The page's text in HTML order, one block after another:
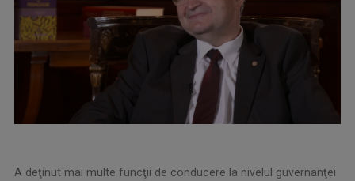
A deţinut mai multe funcţii de conducere la nivelul guvernanţei